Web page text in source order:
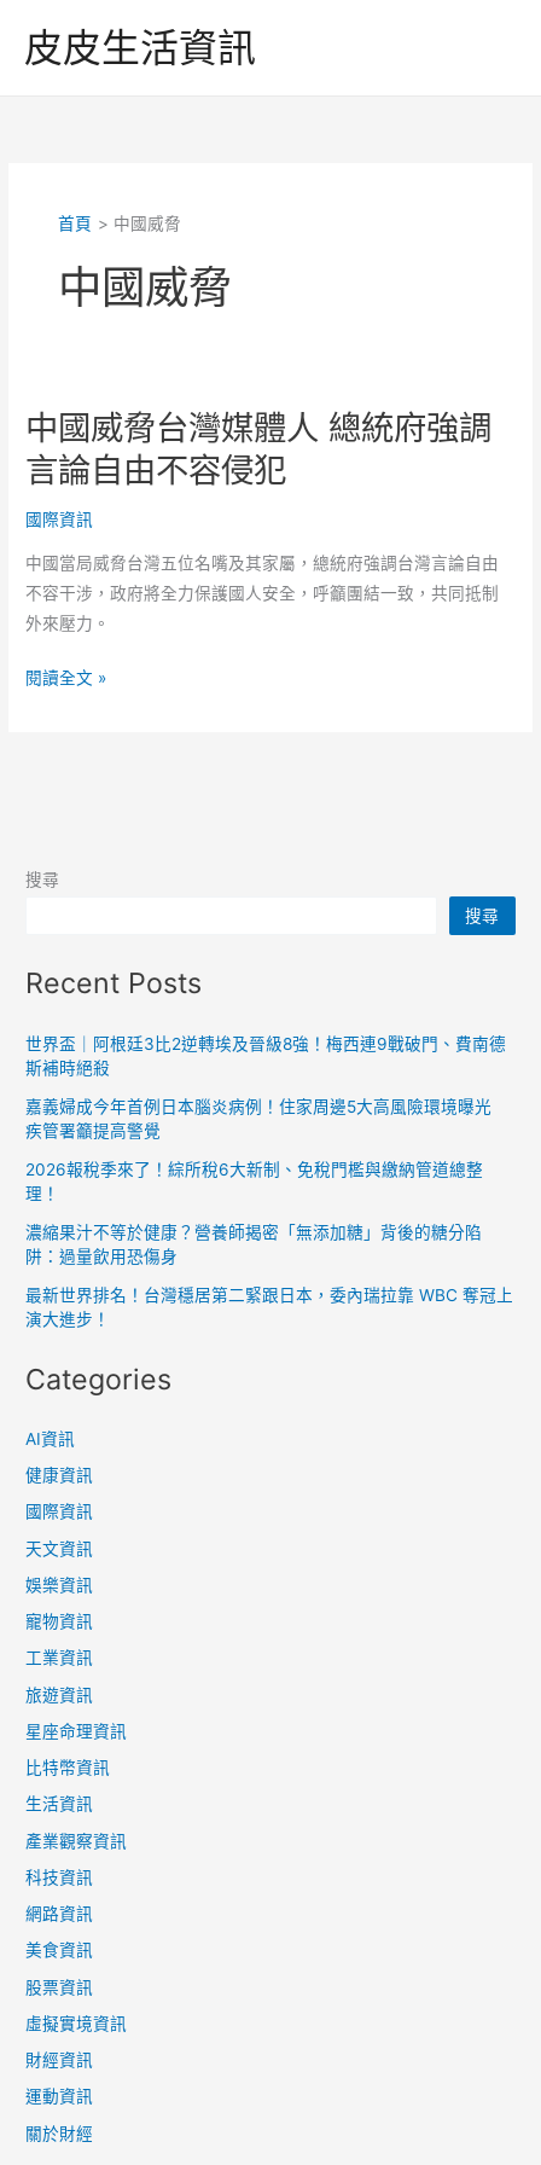
皮皮生活資訊
首頁 中國威脅
中國威脅
中國威脅台灣媒體人 總統府強調
言論自由不容侵犯
國際資訊
中國當局威脅台灣五位名嘴及其家屬，總統府強調台灣言論自由
不容干涉，政府將全力保護國人安全，呼籲團結一致，共同抵制
外來壓力。
中
體
統
強
調
言
論
自
由
不
容
犯
閱讀全文 »
搜尋
搜尋
Recent Posts
世界盃｜阿根廷3比2逆轉埃及晉級8強！梅西連9戰破門、費南德
斯補時絕殺
嘉義婦成今年首例日本腦炎病例！住家周邊5大高風險環境曝光
疾管署籲提高警覺
2026報稅季來了！綜所稅6大新制、免稅門檻與繳納管道總整
理！
濃縮果汁不等於健康？營養師揭密「無添加糖」背後的糖分陷
阱：過量飲用恐傷身
最新世界排名！台灣穩居第二緊跟日本，委內瑞拉靠 WBC 奪冠上
演大進步！
Categories
AI資訊
健康資訊
國際資訊
天文資訊
娛樂資訊
寵物資訊
工業資訊
旅遊資訊
星座命理資訊
比特幣資訊
生活資訊
產業觀察資訊
科技資訊
網路資訊
美食資訊
股票資訊
虛擬實境資訊
財經資訊
運動資訊
關於財經